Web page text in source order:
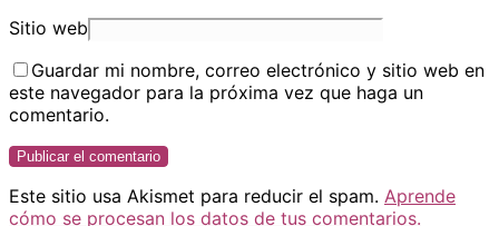
Sitio web
Guardar mi nombre, correo electrónico y sitio web en
este navegador para la próxima vez que haga un
comentario.
Este sitio usa Akismet para reducir el spam. Aprende
cómo se procesan los datos de tus comentarios.